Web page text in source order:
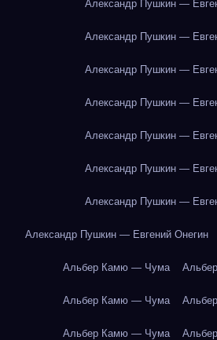
Александр Пушкин —
Александр Пушкин —
Александр Пушкин —
Александр Пушкин —
Александр Пушкин —
Александр Пушкин —
Александр Пушкин —
Александр Пушкин — Евгений Онегин
Альбер Камю — Чума
Альбер Камю — Чума
Альбер Камю — Чума